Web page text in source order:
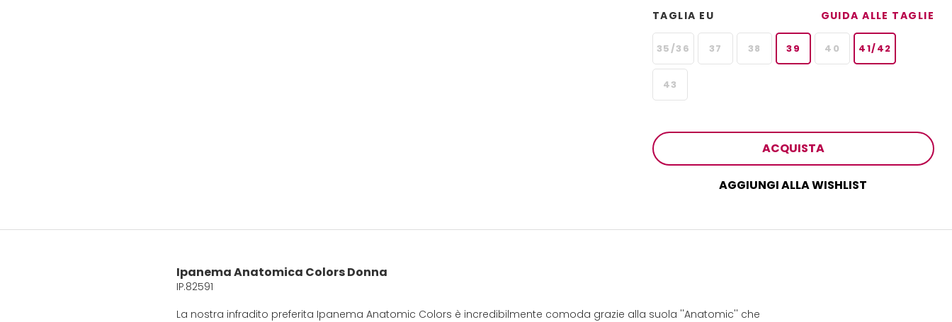
TAGLIA EU GUIDA ALLE TAGLIE
35/36 37 38 39 40 41/42
43
ACQUISTA
AGGIUNGI ALLA WISHLIST
Ipanema Anatomica Colors Donna
IP.82591
La nostra infradito preferita Ipanema Anatomic Colors è incredibilmente comoda grazie alla suola ''Anatomic'' che